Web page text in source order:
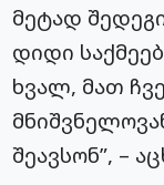
მეტად
დიდი
ხვალ, მათ
შეავსონ”, –